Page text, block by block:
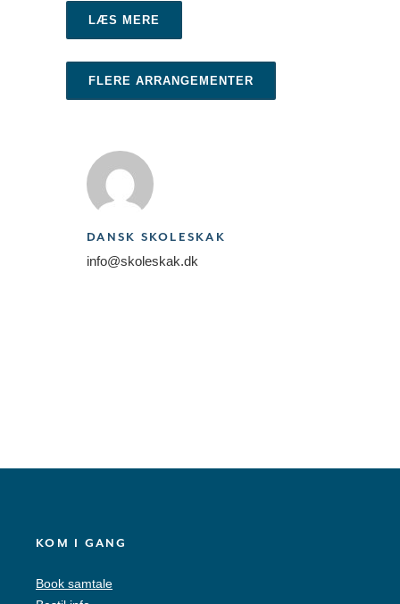
LÆS MERE
FLERE ARRANGEMENTER
DANSK SKOLESKAK
info@skoleskak.dk
KOM I GANG
Book samtale